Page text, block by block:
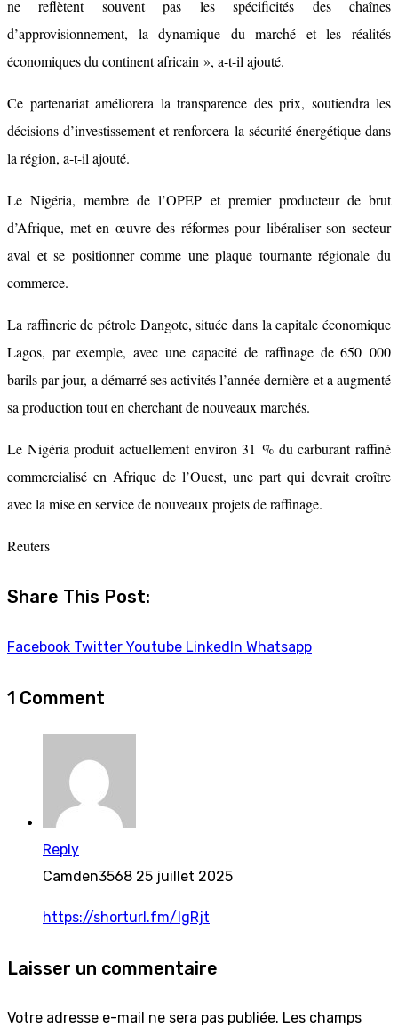
ne reflètent souvent pas les spécificités des chaînes
d’approvisionnement, la dynamique du marché et les réalités
économiques du continent africain », a-t-il ajouté.
Ce partenariat améliorera la transparence des prix, soutiendra les
décisions d’investissement et renforcera la sécurité énergétique dans
la région, a-t-il ajouté.
Le Nigéria, membre de l’OPEP et premier producteur de brut
d’Afrique, met en œuvre des réformes pour libéraliser son secteur
aval et se positionner comme une plaque tournante régionale du
commerce.
La raffinerie de pétrole Dangote, située dans la capitale économique
Lagos, par exemple, avec une capacité de raffinage de 650 000
barils par jour, a démarré ses activités l’année dernière et a augmenté
sa production tout en cherchant de nouveaux marchés.
Le Nigéria produit actuellement environ 31 % du carburant raffiné
commercialisé en Afrique de l’Ouest, une part qui devrait croître
avec la mise en service de nouveaux projets de raffinage.
Reuters
Share This Post:
Facebook Twitter Youtube LinkedIn Whatsapp
1 Comment
Reply
Camden3568 25 juillet 2025
https://shorturl.fm/IgRjt
Laisser un commentaire
Votre adresse e-mail ne sera pas publiée. Les champs